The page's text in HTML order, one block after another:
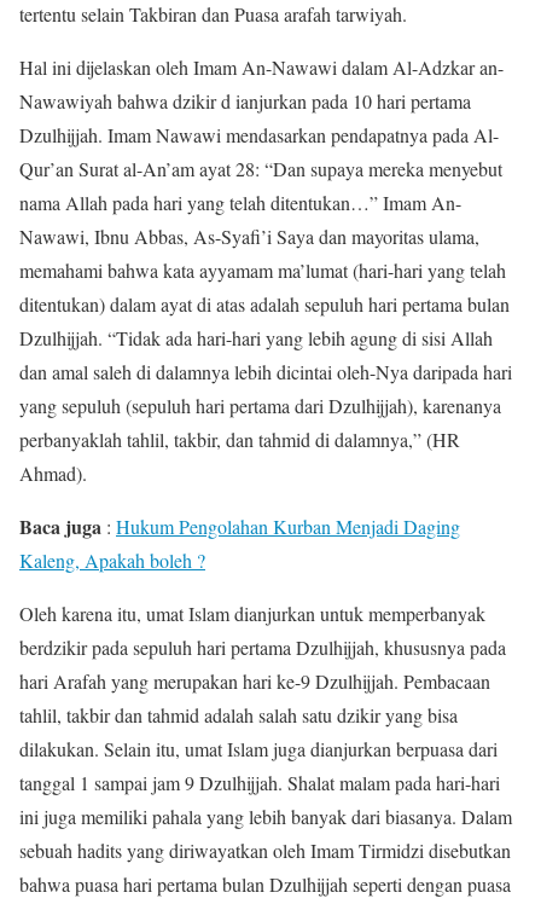
tertentu selain Takbiran dan Puasa arafah tarwiyah.
Hal ini dijelaskan oleh Imam An-Nawawi dalam Al-Adzkar an-
Nawawiyah bahwa dzikir d ianjurkan pada 10 hari pertama
Dzulhijjah. Imam Nawawi mendasarkan pendapatnya pada Al-
Qur’an Surat al-An’am ayat 28: “Dan supaya mereka menyebut
nama Allah pada hari yang telah ditentukan…” Imam An-
Nawawi, Ibnu Abbas, As-Syafi’i Saya dan mayoritas ulama,
memahami bahwa kata ayyamam ma’lumat (hari-hari yang telah
ditentukan) dalam ayat di atas adalah sepuluh hari pertama bulan
Dzulhijjah. “Tidak ada hari-hari yang lebih agung di sisi Allah
dan amal saleh di dalamnya lebih dicintai oleh-Nya daripada hari
yang sepuluh (sepuluh hari pertama dari Dzulhijjah), karenanya
perbanyaklah tahlil, takbir, dan tahmid di dalamnya,” (HR
Ahmad).
Baca juga : Hukum Pengolahan Kurban Menjadi Daging
Kaleng, Apakah boleh ?
Oleh karena itu, umat Islam dianjurkan untuk memperbanyak
berdzikir pada sepuluh hari pertama Dzulhijjah, khususnya pada
hari Arafah yang merupakan hari ke-9 Dzulhijjah. Pembacaan
tahlil, takbir dan tahmid adalah salah satu dzikir yang bisa
dilakukan. Selain itu, umat Islam juga dianjurkan berpuasa dari
tanggal 1 sampai jam 9 Dzulhijjah. Shalat malam pada hari-hari
ini juga memiliki pahala yang lebih banyak dari biasanya. Dalam
sebuah hadits yang diriwayatkan oleh Imam Tirmidzi disebutkan
bahwa puasa hari pertama bulan Dzulhijjah seperti dengan puasa